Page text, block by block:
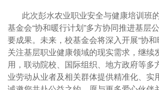
此次彭水农业职业安全与健康培训班
基金会“协和暖行计划”多方协同推进基层
要成果。未来，校基金会将深入开展“协
关注基层职业健康领域的现实需求，继续
用，联动院校、国际组织、地方政府等多
业劳动从业者及相关群体提供精准化、实